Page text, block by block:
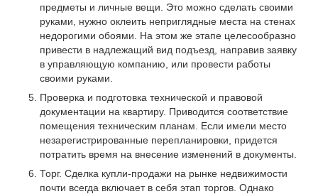
предметы и личные вещи. Это можно сделать своими
руками, нужно оклеить неприглядные места на стенах
недорогими обоями. На этом же этапе целесообразно
привести в надлежащий вид подъезд, направив заявку
в управляющую компанию, или провести работы
своими руками.
Проверка и подготовка технической и правовой
документации на квартиру. Приводится соответствие
помещения техническим планам. Если имели место
незарегистрированные перепланировки, придется
потратить время на внесение изменений в документы.
Торг. Сделка купли-продажи на рынке недвижимости
почти всегда включает в себя этап торгов. Однако